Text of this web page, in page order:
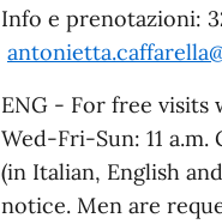
Info e prenotazioni:
ENG - For free
Wed-Fri-Sun: 11
(in Italian, English
notice. Men are